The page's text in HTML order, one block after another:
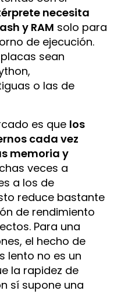
necesita
y RAM solo para
de ejecución.
sean
o las de
es que los
cada vez
memoria y
veces a
a los de
reduce bastante
de rendimiento
Para una
el hecho de
lento no es un
la rapidez de
sí supone una